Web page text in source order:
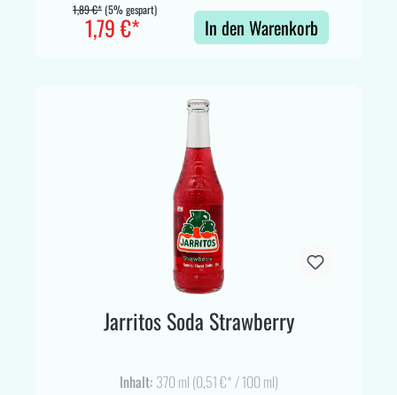
1,79 €*
1,89 €*(5% gespart)
In den Warenkorb
Jarritos Soda Strawberry
Inhalt: 370 ml (0,51 €* / 100 ml)